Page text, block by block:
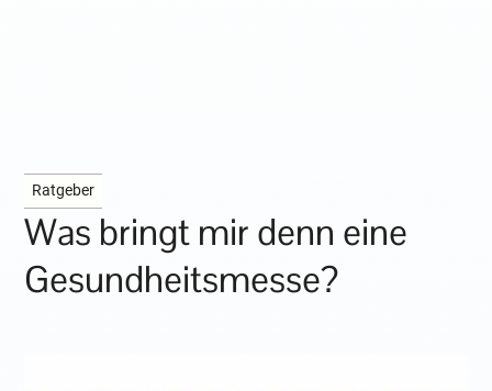
Ratgeber
Was bringt mir denn eine
Gesundheitsmesse?